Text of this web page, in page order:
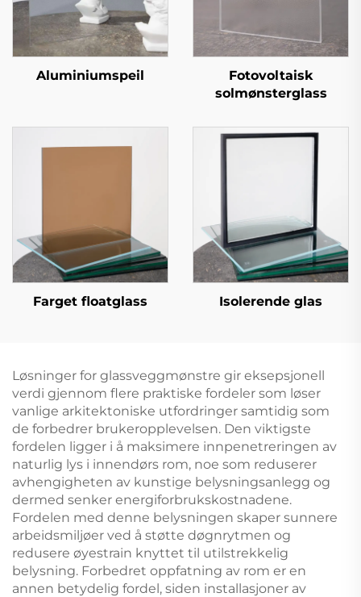
Aluminiumspeil
Fotovoltaisk
solmønsterglass
Farget floatglass Isolerende glas
Løsninger for glassveggmønstre gir eksepsjonell
verdi gjennom flere praktiske fordeler som løser
vanlige arkitektoniske utfordringer samtidig som
de forbedrer brukeropplevelsen. Den viktigste
fordelen ligger i å maksimere innpenetreringen av
naturlig lys i innendørs rom, noe som reduserer
avhengigheten av kunstige belysningsanlegg og
dermed senker energiforbrukskostnadene.
Fordelen med denne belysningen skaper sunnere
arbeidsmiljøer ved å støtte døgnrytmen og
redusere øyestrain knyttet til utilstrekkelig
belysning. Forbedret oppfatning av rom er en
annen betydelig fordel, siden installasjoner av